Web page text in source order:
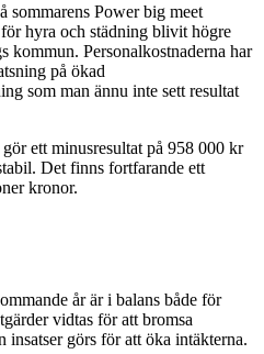
sommarens Power big meet
hyra och städning blivit högre
kommun. Personalkostnaderna har
på ökad
som man ännu inte sett resultat
ett minusresultat på 958 000 kr
Det finns fortfarande ett
kronor.
år är i balans både för
vidtas för att bromsa
insatser görs för att öka intäkterna.